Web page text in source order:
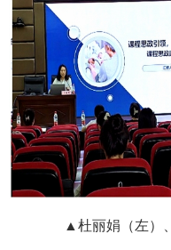
▲ 杜丽娟（左）、